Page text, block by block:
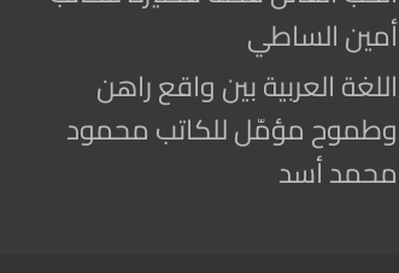
أمين الساطي
اللغة العربية بين واقع راهن
وطموح مؤمّل للكاتب محمود
محمد أسد